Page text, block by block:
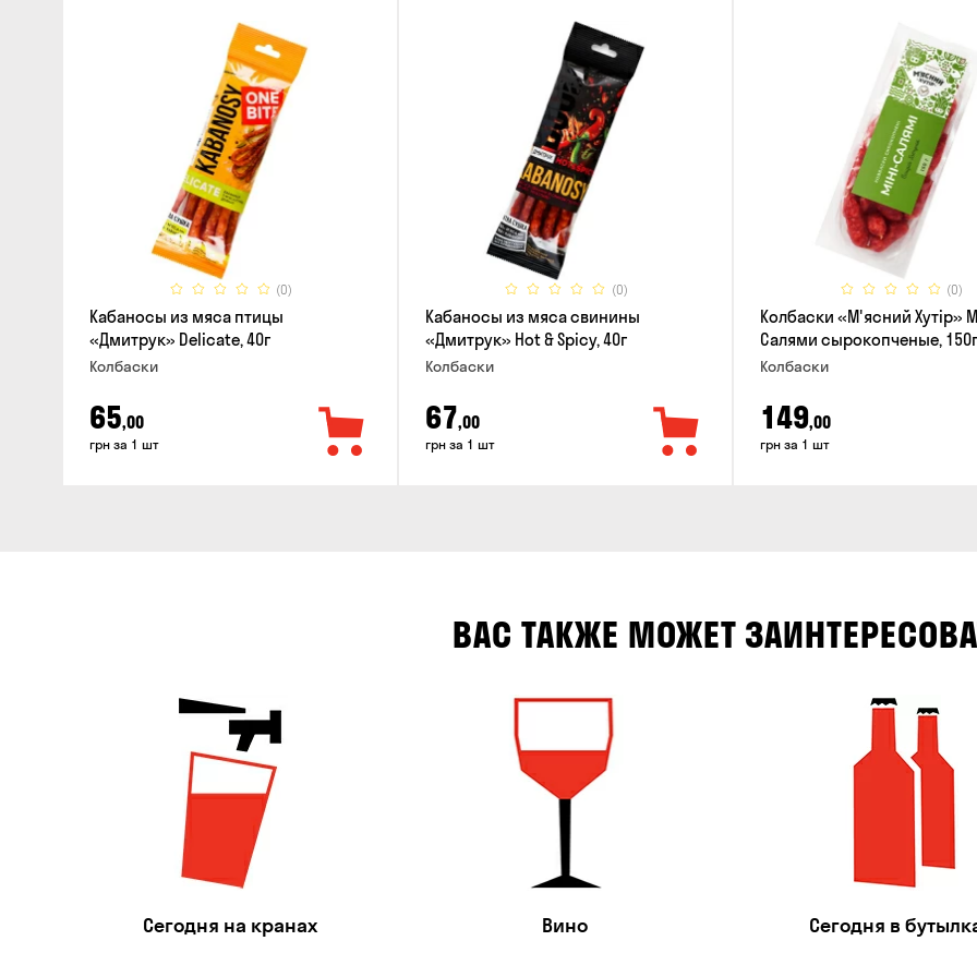
(0)
Кабаносы из мяса птицы
«Дмитрук» Delicate, 40г
Колбаски
65,00
грн за 1 шт
(0)
Кабаносы из мяса свинины
«Дмитрук» Hot & Spicy, 40г
Колбаски
67,00
грн за 1 шт
(0)
Колбаски «М'ясний Хутір»
Салями сырокопченые, 150г
Колбаски
149,00
грн за 1 шт
ВАС ТАКЖЕ МОЖЕТ
Сегодня на кранах Вино Сегодня в